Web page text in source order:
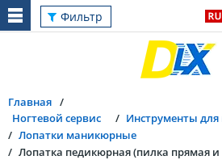
Фильтр
Главная
Ногтевой сервис
Инструменты
Лопатки маникюрные
Лопатка педикюрная (пилка прямая